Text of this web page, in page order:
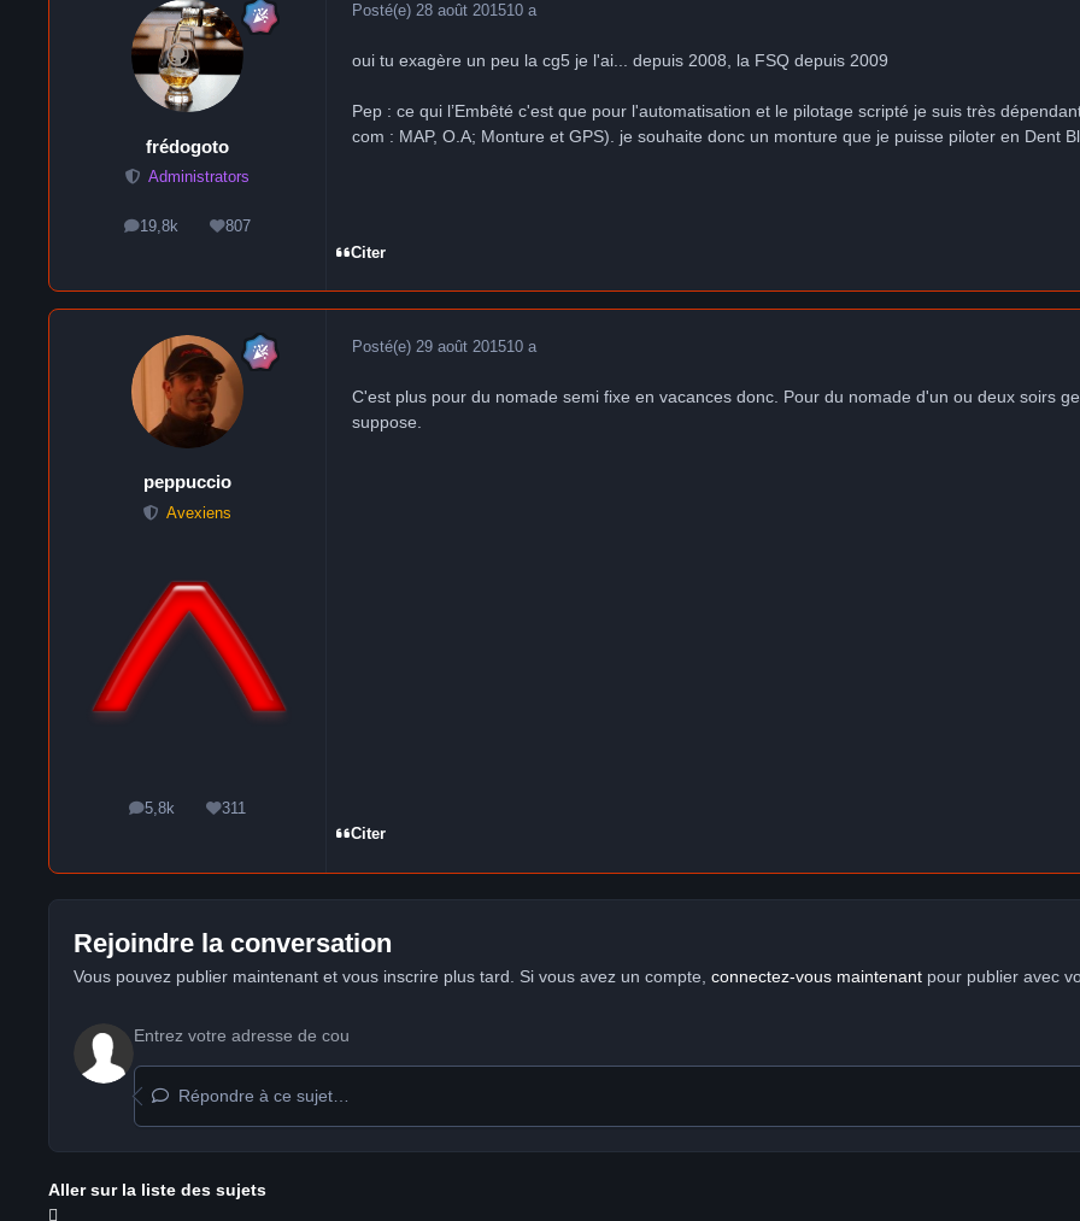
frédogoto
Administrators
19,8k
messages807
Réputation
Posté(e) 28 août 201510 a
oui tu exagère un peu la cg5 je l'ai... depuis 2008, la FSQ depuis 2009
Pep : ce qui l’Embêté c'est que pour l'automatisation et le pilotage scripté je suis très
com : MAP, O.A; Monture et GPS). je souhaite donc un monture que je puisse piloter en Dent
Citer
peppuccio
Avexiens
5,8k
messages311
Réputation
Posté(e) 29 août 201510 a
C'est plus pour du nomade semi fixe en vacances donc. Pour du nomade d'un ou deux soirs
suppose.
Citer
Rejoindre la conversation
Vous pouvez publier maintenant et vous inscrire plus tard. Si vous avez un compte, connectez-vous maintenantpour publier avec
Répondre à ce sujet…
Aller sur la liste des sujets